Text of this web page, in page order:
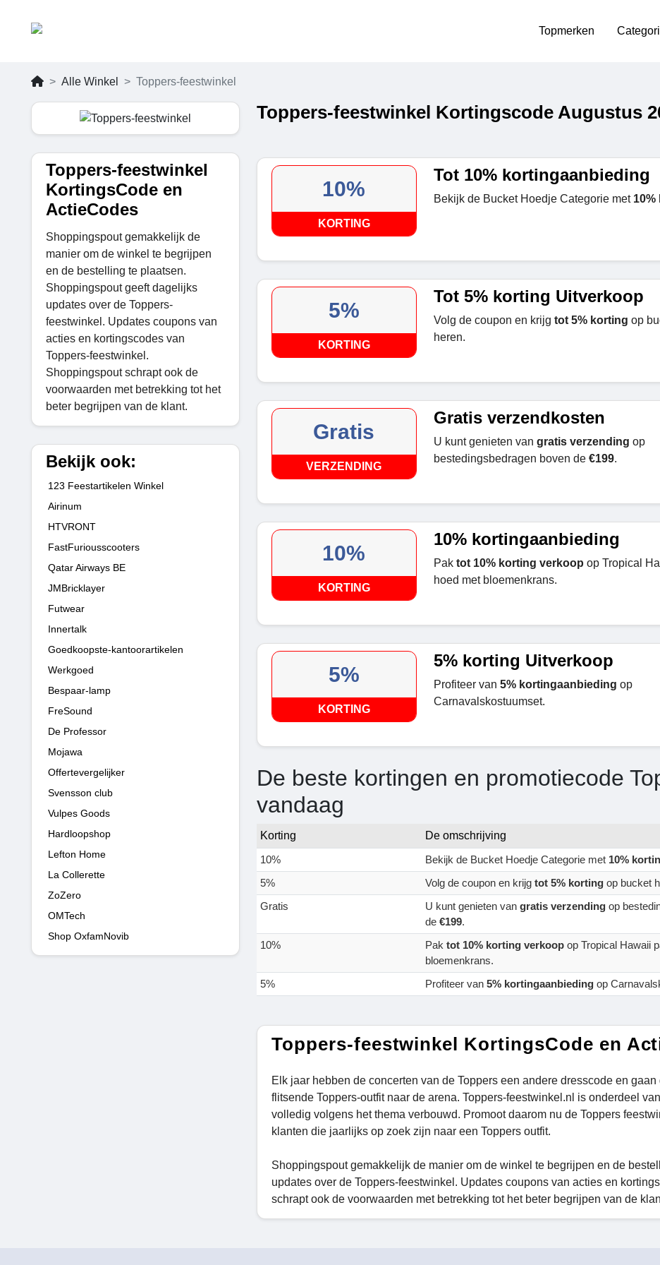
Topmerken
Alle Winkel Toppers-feestwinkel
Toppers-feestwinkel
KortingsCode en
ActieCodes
Shoppingspout gemakkelijk de
manier om de winkel te begrijpen
en de bestelling te plaatsen.
Shoppingspout geeft dagelijks
updates over de Toppers-
feestwinkel. Updates coupons van
acties en kortingscodes van
Toppers-feestwinkel.
Shoppingspout schrapt ook de
voorwaarden met betrekking tot het
beter begrijpen van de klant.
Bekijk ook:
123 Feestartikelen Winkel
Airinum
HTVRONT
FastFuriousscooters
Qatar Airways BE
JMBricklayer
Futwear
Innertalk
Goedkoopste-kantoorartikelen
Werkgoed
Bespaar-lamp
FreSound
De Professor
Mojawa
Offertevergelijker
Svensson club
Vulpes Goods
Hardloopshop
Lefton Home
La Collerette
ZoZero
OMTech
Shop OxfamNovib
Toppers-feestwinkel Kortingscode Augustus
10%
KORTING
Tot 10% kortingaanbieding
Bekijk de Bucket Hoedje Categorie met 10%
5%
KORTING
Tot 5% korting Uitverkoop
Volg de coupon en krijg tot 5% korting op
heren.
Gratis
VERZENDING
Gratis verzendkosten
U kunt genieten van gratis verzending op
bestedingsbedragen boven de €199.
10%
KORTING
10% kortingaanbieding
Pak tot 10% korting verkoop op Tropical
hoed met bloemenkrans.
5%
KORTING
5% korting Uitverkoop
Profiteer van 5% kortingaanbieding op
Carnavalskostuumset.
De beste kortingen en promotiecode
vandaag
Korting De omschrijving
10%
Bekijk de Bucket Hoedje Categorie met 10%
5%
Volg de coupon en krijg tot 5% korting op bucket
Gratis
U kunt genieten van gratis verzending op
de €199.
10% Pak tot 10% korting verkoop op Tropical Hawaii
bloemenkrans.
5% Profiteer van 5% kortingaanbieding op
Toppers-feestwinkel KortingsCode en
Elk jaar hebben de concerten van de Toppers een andere dresscode en
flitsende Toppers-outfit naar de arena. Toppers-feestwinkel.nl is onderdeel
volledig volgens het thema verbouwd. Promoot daarom nu de Toppers
klanten die jaarlijks op zoek zijn naar een Toppers outfit.
Shoppingspout gemakkelijk de manier om de winkel te begrijpen en de
updates over de Toppers-feestwinkel. Updates coupons van acties en
schrapt ook de voorwaarden met betrekking tot het beter begrijpen van de